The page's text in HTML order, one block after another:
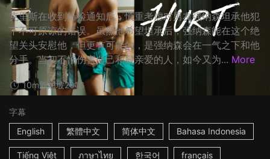
克里斯在收到筛检通知后，慎重考虑对男友强纳森坦承他犯
下不可原谅的错误。虽然他希望坦承后，强纳森能在这个绝
望关头安慰他，但更有可能的，是强纳森会在一气之下和他
分手。当初不怕伤害自己和最亲爱的人，如今又为... More
10m新加坡2016
字幕
English
繁體中文 简体中文 Bahasa Indonesia
Tiếng Việt ภาษาไทย 한국어 français